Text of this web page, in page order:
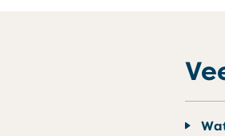
Wat kan ik doen als mijn rookmelder piept, of als de batterij van mijn thermostaat of schakelaar leeg